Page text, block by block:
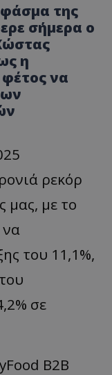
της
σήμερα ο
η
να
ρεκόρ
μας, με το
του 11,1%,
σε
B2B